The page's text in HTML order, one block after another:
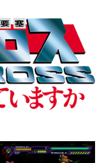
page to
item